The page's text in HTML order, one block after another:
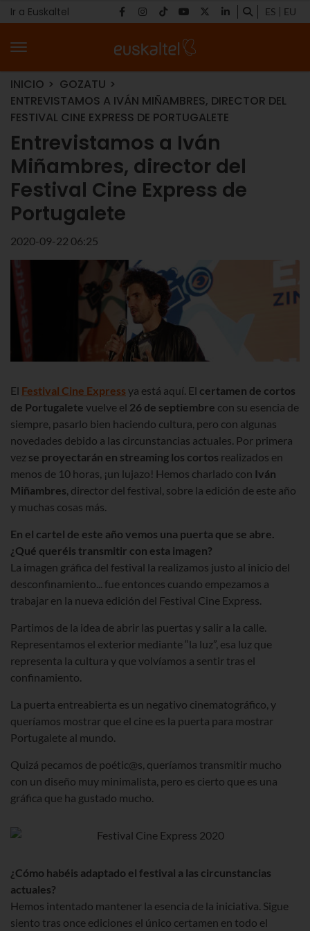
Ir a Euskaltel ES EU
INICIO
GOZATU
ENTREVISTAMOS A IVÁN MIÑAMBRES, DIRECTOR DEL
FESTIVAL CINE EXPRESS DE PORTUGALETE
Entrevistamos a Iván
Miñambres, director del
Festival Cine Express de
Portugalete
2020-09-22 06:25
El Festival Cine Express ya está aquí. El certamen de cortos
de Portugalete vuelve el 26 de septiembre con su esencia de
siempre, pasarlo bien haciendo cultura, pero con algunas
novedades debido a las circunstancias actuales. Por primera
vez se proyectarán en streaming los cortos realizados en
menos de 10 horas, ¡un lujazo! Hemos charlado con Iván
Miñambres, director del festival, sobre la edición de este año
y muchas cosas más.
En el cartel de este año vemos una puerta que se abre.
¿Qué queréis transmitir con esta imagen?
La imagen gráfica del festival la realizamos justo al inicio del
desconfinamiento... fue entonces cuando empezamos a
trabajar en la nueva edición del Festival Cine Express.
Partimos de la idea de abrir las puertas y salir a la calle.
Representamos el exterior mediante “la luz”, esa luz que
representa la cultura y que volvíamos a sentir tras el
confinamiento.
La puerta entreabierta es un negativo cinematográfico, y
queríamos mostrar que el cine es la puerta para mostrar
Portugalete al mundo.
Quizá pecamos de poétic@s, queríamos transmitir mucho
con un diseño muy minimalista, pero es cierto que es una
gráfica que ha gustado mucho.
¿Cómo habéis adaptado el festival a las circunstancias
actuales?
Hemos intentado mantener la esencia de la iniciativa. Sigue
siento tras once ediciones el único certamen en todo el